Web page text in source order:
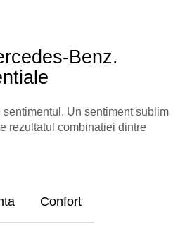
Benz.
Un sentiment sublim
rezultatul combinatiei dintre
Confort